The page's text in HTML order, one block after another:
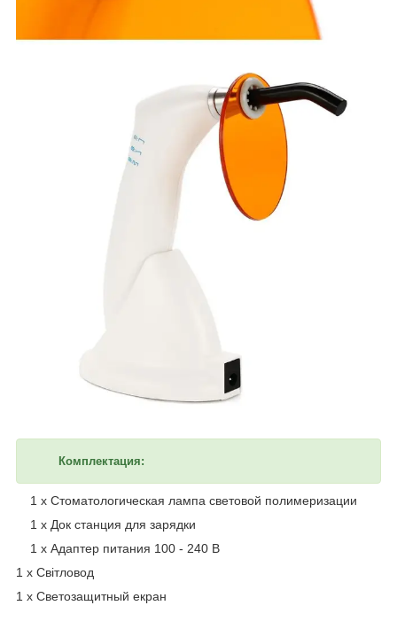
Комплектация:
1 х Стоматологическая лампа световой полимеризации
1 х Док станция для зарядки
1 х Адаптер питания 100 - 240 В
1 х Світловод
1 х Светозащитный екран